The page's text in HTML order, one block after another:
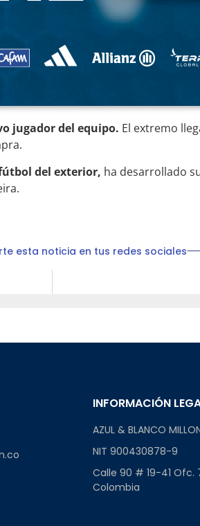
jugador del equipo. El extremo
del exterior, ha desarrollado
esta noticia en tus redes sociales
INFORMACIÓN
AZUL & BLANCO
NIT 900430878-9
Calle 90 # 19-41 Ofc.
Colombia